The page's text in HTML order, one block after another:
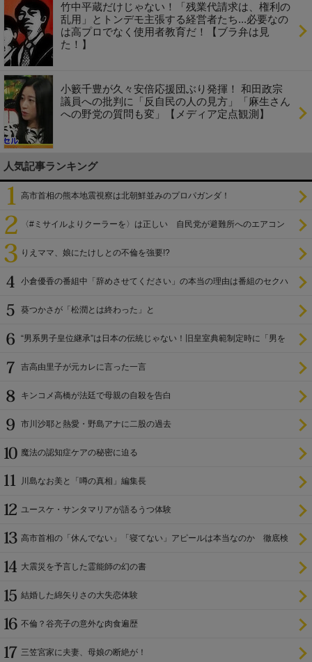
竹中平蔵だけじゃない！「残業代請求は、権利の
乱用」とトンデモ主張する経営者たち...必要なの
は高プロでなく使用者教育だ！【ブラ弁は見
た！】
小籔千豊が久々安倍応援団ぶり発揮！ 和田政宗
議員への批判に「反自民の人の見方」「麻生さん
への野党の質問も変」【メディア定点観測】
人気記事ランキング
高市首相の熊本地震視察は北朝鮮並みのプロパガンダ！
〈#ミサイルよりクーラーを〉は正しい 自民党が避難所へのエアコン
りえママ、娘にたけしとの不倫を強要!?
小倉優香の番組中「辞めさせてください」の本当の理由は番組のセクハ
葵つかさが「松潤とは終わった」と
“男系男子皇位継承”は日本の伝統じゃない！旧皇室典範制定時に「男を
吉高由里子が元カレに言った一言
キンコメ高橋が法廷で母親の自殺を告白
市川沙耶と熱愛・野島アナに二股の過去
魔法の認知症ケアの秘密に迫る
川島なお美と「噂の真相」編集長
ユースケ・サンタマリアが語るうつ体験
高市首相の「休んでない」「寝てない」アピールは本当なのか 徹底検
大震災を予言した霊能師の幻の書
結婚した綿矢りさの大失恋体験
不倫？谷亮子の意外な肉食遍歴
三笠宮家に夫妻、母娘の断絶が！